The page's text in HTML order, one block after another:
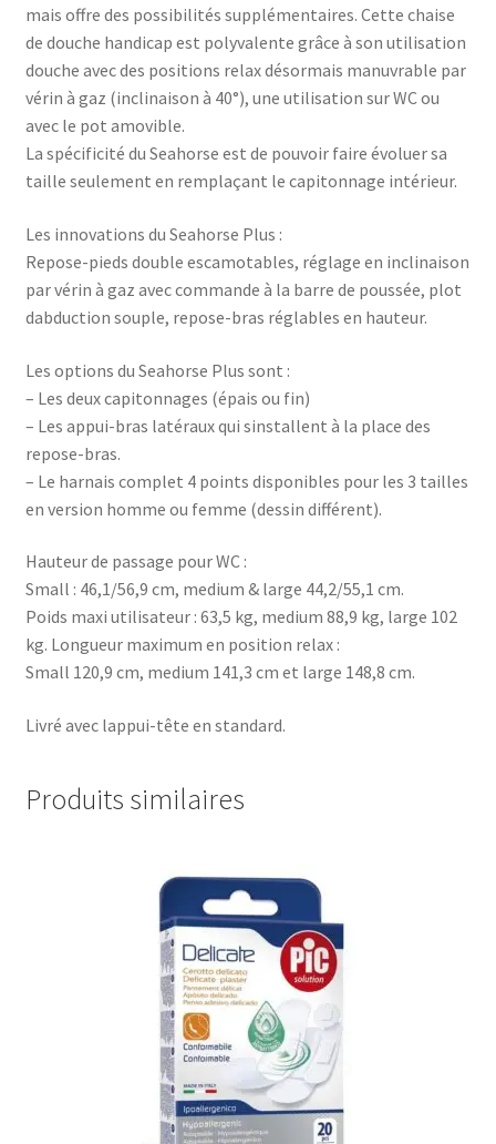
mais offre des possibilités supplémentaires. Cette chaise
de douche handicap est polyvalente grâce à son utilisation
douche avec des positions relax désormais manuvrable par
vérin à gaz (inclinaison à 40°), une utilisation sur WC ou
avec le pot amovible.
La spécificité du Seahorse est de pouvoir faire évoluer sa
taille seulement en remplaçant le capitonnage intérieur.
Les innovations du Seahorse Plus :
Repose-pieds double escamotables, réglage en inclinaison
par vérin à gaz avec commande à la barre de poussée, plot
dabduction souple, repose-bras réglables en hauteur.
Les options du Seahorse Plus sont :
– Les deux capitonnages (épais ou fin)
– Les appui-bras latéraux qui sinstallent à la place des
repose-bras.
– Le harnais complet 4 points disponibles pour les 3 tailles
en version homme ou femme (dessin différent).
Hauteur de passage pour WC :
Small : 46,1/56,9 cm, medium & large 44,2/55,1 cm.
Poids maxi utilisateur : 63,5 kg, medium 88,9 kg, large 102
kg. Longueur maximum en position relax :
Small 120,9 cm, medium 141,3 cm et large 148,8 cm.
Livré avec lappui-tête en standard.
Produits similaires